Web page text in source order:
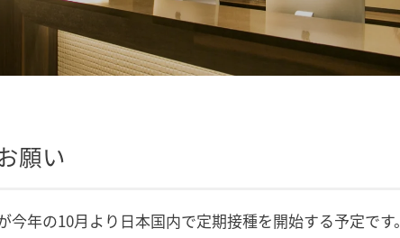
願い
今年の10月より日本国内で定期接種を開始する予定です。